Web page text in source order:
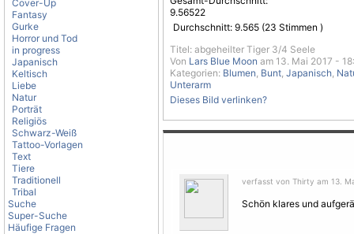
Cover-Up
Fantasy
Gurke
Horror und Tod
in progress
Japanisch
Keltisch
Liebe
Natur
Porträt
Religiös
Schwarz-Weiß
Tattoo-Vorlagen
Text
Tiere
Traditionell
Tribal
Suche
Super-Suche
Häufige Fragen
9.56522
Durchschnitt: 9.565 (23 Stimmen )
Titel: abgeheilter Tiger 3/4 Seele
Von Lars Blue Moon am 13. Mai 2017 -
Kategorien: Blumen, Bunt, Japanisch,
Unterarm
Dieses Bild verlinken?
verfasst von Thirty am 13.
Schön klares und